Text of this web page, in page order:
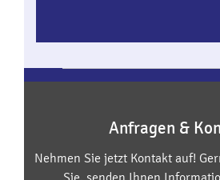
Anfragen &
Nehmen Sie jetzt Kontakt auf!